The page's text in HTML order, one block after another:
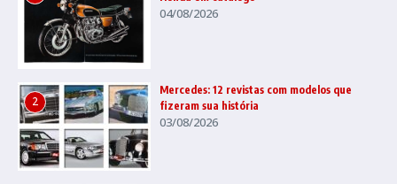
04/08/2026
2
Mercedes: 12 revistas com modelos que
fizeram sua história
03/08/2026